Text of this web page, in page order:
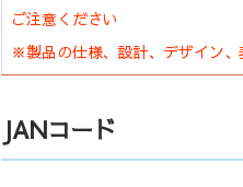
ご注意ください
※製品の仕様、設計、デザイン、
JANコード